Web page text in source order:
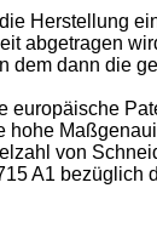
Herstellung
abgetragen
dem dann die
europäische
hohe
von
A1 bezüglich